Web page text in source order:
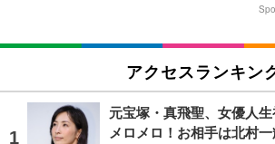
アクセスランキン
元宝塚・真飛聖、女優人
メロメロ！お相手は北村一